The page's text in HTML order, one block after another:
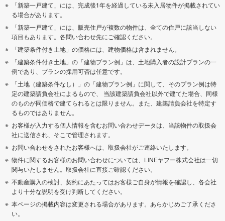
「新築一戸建て」には、完成後1年を経過している未入居物件が掲載されてい
る場合があります。
「新築一戸建て」には、販売住戸が複数の物件は、全ての住戸に該当しない
項目もあります。各問い合わせ先にご確認ください。
「建築条件付き土地」の価格には、建物価格は含まれません。
「建築条件付き土地」の「建物プラン例」は、土地購入者の設計プランの一
例であり、プランの採用可否は任意です。
「土地（建築条件なし）」の「建物プラン例」に関して、そのプラン例は特
定の建築請負会社によるもので、 当該建築請負会社以外で建てた場合、同様
のものが同価格で建てられるとは限りません。また、建築請負会社を特定す
るものではありません。
お客様が入力する個人情報を含むお問い合わせデータは、当該物件の取扱会
社に送信され、そこで管理されます。
お問い合わせをされたお客様へは、取扱会社がご連絡いたします。
物件に関するお客様のお問い合わせについては、LINEヤフー株式会社は一切
関与いたしません。取扱会社に直接ご確認ください。
不動産購入の検討、契約にあたってはお客様ご自身が情報を確認し、各会社
より十分な説明を受け判断してください。
本ページの掲載内容は変更される場合があります。あらかじめご了承くださ
い。